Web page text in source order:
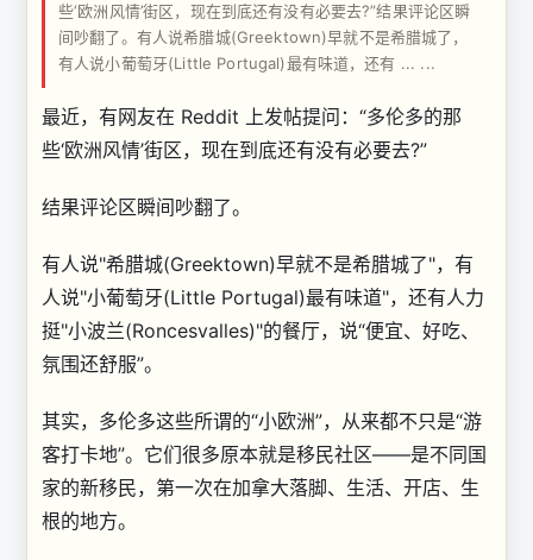
些‘欧洲风情’街区，现在到底还有没有必要去?”结果评论区瞬
间吵翻了。有人说希腊城(Greektown)早就不是希腊城了，
有人说小葡萄牙(Little Portugal)最有味道，还有 ... ...
最近，有网友在 Reddit 上发帖提问：“多伦多的那
些‘欧洲风情’街区，现在到底还有没有必要去?”
结果评论区瞬间吵翻了。
有人说"希腊城(Greektown)早就不是希腊城了"，有
人说"小葡萄牙(Little Portugal)最有味道"，还有人力
挺"小波兰(Roncesvalles)"的餐厅，说“便宜、好吃、
氛围还舒服”。
其实，多伦多这些所谓的“小欧洲”，从来都不只是“游
客打卡地”。它们很多原本就是移民社区——是不同国
家的新移民，第一次在加拿大落脚、生活、开店、生
根的地方。